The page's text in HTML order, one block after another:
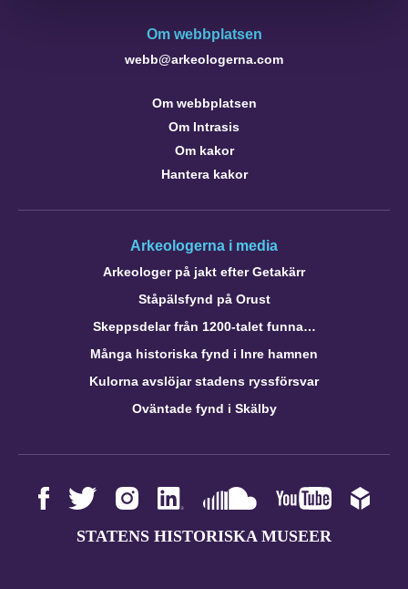
Om webbplatsen
webb@arkeologerna.com
Om webbplatsen
Om Intrasis
Om kakor
Hantera kakor
Arkeologerna i media
Arkeologer på jakt efter Getakärr
Ståpälsfynd på Orust
Skeppsdelar från 1200-talet funna…
Många historiska fynd i Inre hamnen
Kulorna avslöjar stadens ryssförsvar
Oväntade fynd i Skälby
STATENS HISTORISKA MUSEER